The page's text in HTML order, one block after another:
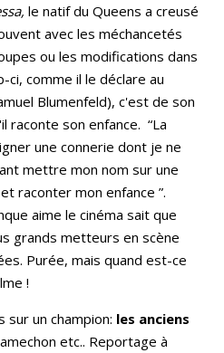
le natif du Queens a creusé
avec les méchancetés
ou les modifications dans
ci, comme il le déclare au
Blumenfeld), c'est de son
raconte son enfance. “La
une connerie dont je ne
mettre mon nom sur une
raconter mon enfance ”.
aime le cinéma sait que
grands metteurs en scène
Purée, mais quand est-ce
!
sur un champion: les anciens
etc.. Reportage à